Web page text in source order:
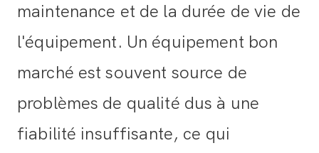
maintenance et de la durée de vie de
l'équipement. Un équipement bon
marché est souvent source de
problèmes de qualité dus à une
fiabilité insuffisante, ce qui